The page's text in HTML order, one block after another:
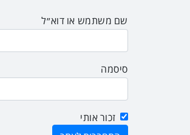
שם משתמש או דוא״ל
סיסמה
זכור אותי